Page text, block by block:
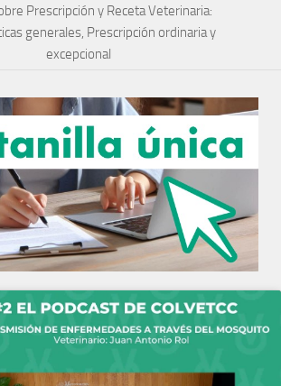
Prescripción y Receta Veterinaria:
generales, Prescripción ordinaria y
excepcional